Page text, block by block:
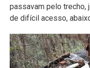
passavam pelo trecho,
de difícil acesso,